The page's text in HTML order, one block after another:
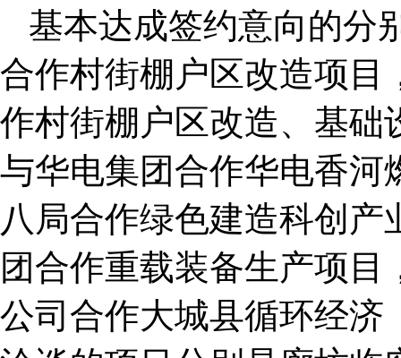
基本达成签约意向的分
合作村街棚户区改造项目
作村街棚户区改造、基础
与华电集团合作华电香河
八局合作绿色建造科创
团合作重载装备生产项
公司合作大城县循环经济